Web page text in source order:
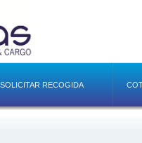
SOLICITAR RECOGIDA